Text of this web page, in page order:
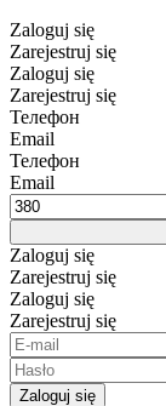
Zaloguj się
Zarejestruj się
Zaloguj się
Zarejestruj się
Телефон
Email
Телефон
Email
Zaloguj się
Zarejestruj się
Zaloguj się
Zarejestruj się
Zaloguj się